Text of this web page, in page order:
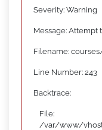
Severity: Warning
Message: Attempt
Filename:
Line Number: 243
Backtrace:
File:
/var/www/